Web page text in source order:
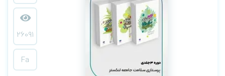
26091
Fa